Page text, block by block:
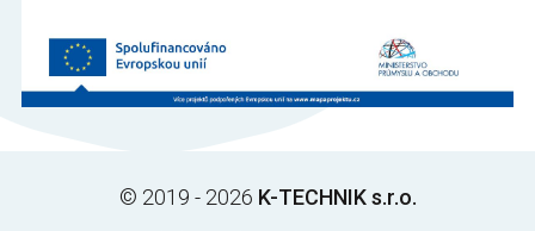
© 2019 - 2026 K-TECHNIK s.r.o.